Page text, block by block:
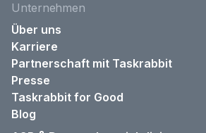
Unternehmen
Über uns
Karriere
Partnerschaft mit Taskrabbit
Presse
Taskrabbit for Good
Blog